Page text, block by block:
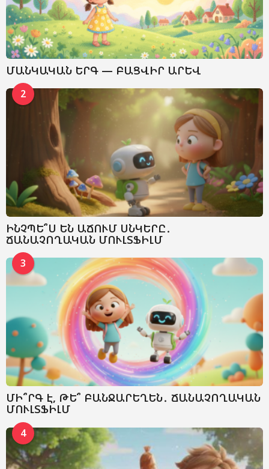
ՄԱՆԿԱԿԱՆ ԵՐԳ — ԲԱՑՎԻՐ ԱՐԵՎ
2
ԻՆՉՊԵ՞Ս ԵՆ ԱՃՈՒՄ ՍՆԿԵՐԸ․
ՃԱՆԱՉՈՂԱԿԱՆ ՄՈՒԼՏՖԻԼՄ
3
ՄԻ՞ՐԳ Է, ԹԵ՞ ԲԱՆՋԱՐԵՂԵՆ․ ՃԱՆԱՉՈՂԱԿԱՆ
ՄՈՒԼՏՖԻԼՄ
4